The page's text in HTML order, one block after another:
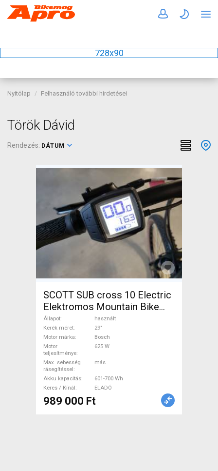
728x90
Nyitólap Felhasználó további hirdetései
Török Dávid
Rendezés: DÁTUM
SCOTT SUB cross 10 Electric
Elektromos Mountain Bike
29" elöl teleszkópos Bosch
használt ELADÓ
Állapot
használt
Kerék méret
29"
Motor márka
Bosch
Motor
teljesítménye
625 W
Max. sebesség
rásegítéssel
más
Akku kapacitás
601-700 Wh
Keres / Kínál
ELADÓ
989 000 Ft